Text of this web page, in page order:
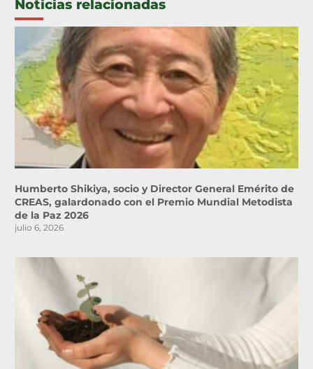
Noticias relacionadas
Humberto Shikiya, socio y Director General Emérito de
CREAS, galardonado con el Premio Mundial Metodista
de la Paz 2026
julio 6, 2026